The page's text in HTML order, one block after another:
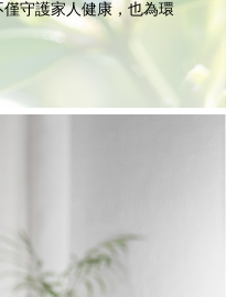
守護家人健康，也為環